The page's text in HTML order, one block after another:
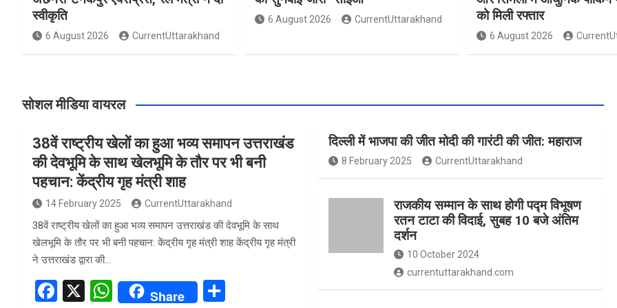
स्वीकृति
6 August 2026 CurrentUttarakhand
6 August 2026 CurrentUttarakhand
को मिली रफ्तार
6 August 2026
सोशल मीडिया वायरल
38वें राष्ट्रीय खेलों का हुआ भव्य समापन उत्तराखंड
की देवभूमि के साथ खेलभूमि के तौर पर भी बनी
पहचान: केंद्रीय गृह मंत्री शाह
14 February 2025 CurrentUttarakhand
38वें राष्ट्रीय खेलों का हुआ भव्य समापन उत्तराखंड की देवभूमि के साथ
खेलभूमि के तौर पर भी बनी पहचान: केंद्रीय गृह मंत्री शाह केंद्रीय गृह मंत्री
ने उत्तराखंड द्वारा की…
F
X
W
Share
दिल्ली में भाजपा की जीत मोदी की गारंटी की जीत: महाराज
8 February 2025 CurrentUttarakhand
राजकीय सम्मान के साथ होगी पद्म विभूषण
रतन टाटा की विदाई, सुबह 10 बजे अंतिम
दर्शन
10 October 2024
currentuttarakhand.com